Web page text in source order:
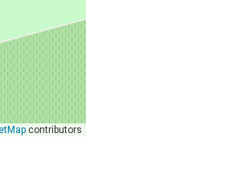
contributors